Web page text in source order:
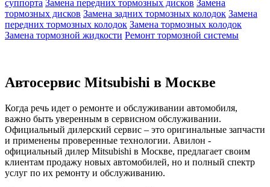
суппорта Замена передних тормозных дисков Замена
тормозных дисков Замена задних тормозных колодок Замена
передних тормозных колодок Замена тормозных колодок
Замена тормозной жидкости Ремонт тормозной системы
Автосервис Mitsubishi в Москве
Когда речь идет о ремонте и обслуживании автомобиля,
важно быть уверенным в сервисном обслуживании.
Официальный дилерский сервис – это оригинальные запчасти
и применены проверенные технологии. Авилон -
официальный дилер Mitsubishi в Москве, предлагает своим
клиентам продажу новых автомобилей, но и полный спектр
услуг по их ремонту и обслуживанию.